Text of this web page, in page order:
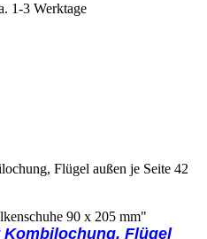
1-3 Werktage
Flügel außen je Seite 42
90 x 205 mm"
Kombilochung, Flügel